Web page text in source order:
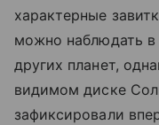
характерные
можно наблюдать
других планет,
видимом диске
зафиксировали